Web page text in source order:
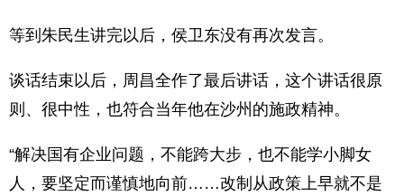
等到朱民生讲完以后，侯卫东没有再次发言。
谈话结束以后，周昌全作了最后讲话，这个讲话很原
则、很中性，也符合当年他在沙州的施政精神。
“解决国有企业问题，不能跨大步，也不能学小脚女
人，要坚定而谨慎地向前……改制从政策上早就不是